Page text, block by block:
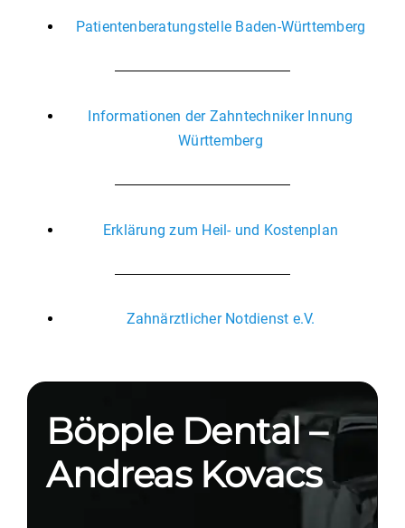
Patientenberatungstelle Baden-Württemberg
Informationen der Zahntechniker Innung
Württemberg
Erklärung zum Heil- und Kostenplan
Zahnärztlicher Notdienst e.V.
Böpple Dental –
Andreas Kovacs